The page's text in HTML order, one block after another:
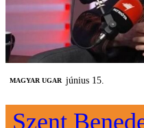
MAGYAR UGAR június 15.
Szent